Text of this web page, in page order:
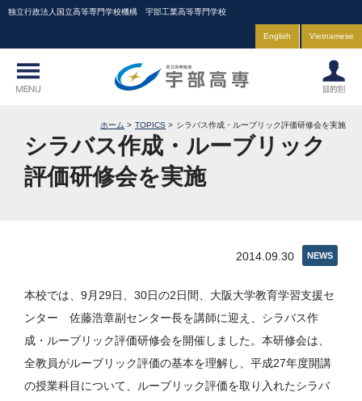
独立行政法人国立高等専門学校機構 宇部工業高等専門学校
English Vietnamese
ホーム TOPICS シラバス作成・ルーブリック評価研修会を実施
シラバス作成・ルーブリック
評価研修会を実施
NEWS
2014.09.30
本校では、9月29日、30日の2日間、大阪大学教育学習支援セ
ンター 佐藤浩章副センター長を講師に迎え、シラバス作
成・ルーブリック評価研修会を開催しました。本研修会は、
全教員がルーブリック評価の基本を理解し、平成27年度開講
の授業科目について、ルーブリック評価を取り入れたシラバ